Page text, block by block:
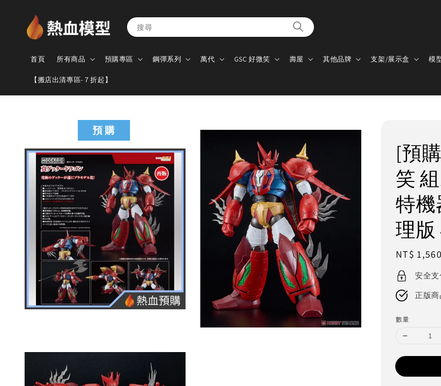
搜尋
首頁 所有商品 預購專區 鋼彈系列 萬代 GSC 好微笑 壽屋 其他品牌 支架/展示盒 模
【搬店出清專區-７折起】
預 購
[預
笑
特機
理版
Regular
price
NT$
安全
正版
數量